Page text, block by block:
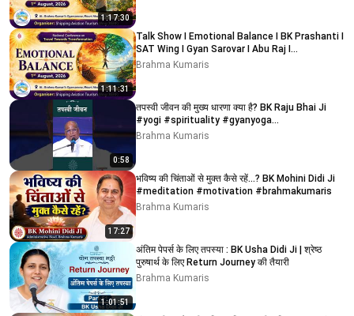
1:17:30
1:11:31
Talk Show I Emotional Balance I BK Prashanti I
SAT Wing I Gyan Sarovar I Abu Raj I
01/08/2026
Brahma Kumaris
0:58
तपस्वी जीवन की मुख्य धारणा क्या है? BK Raju Bhai Ji
#yogi #spirituality #gyanyoga
#brahmakumaris
Brahma Kumaris
17:27
भविष्य की चिंताओं से मुक्त कैसे रहें...? BK Mohini Didi Ji
#meditation #motivation #brahmakumaris
Brahma Kumaris
1:01:51
अंतिम पेपर्स के लिए तपस्या : BK Usha Didi Ji | श्रेष्ठ
पुरुषार्थ के लिए Return Journey की तैयारी
Brahma Kumaris